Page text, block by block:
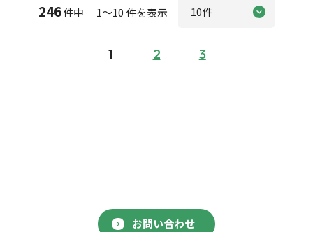
246件中 1～10 件を表示
1 2 3
お問い合わせ